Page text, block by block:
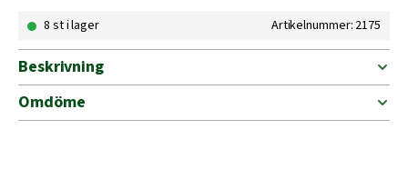
WIND
BLACK
20m
mängd
8 st i lager Artikelnummer: 2175
Beskrivning
Omdöme